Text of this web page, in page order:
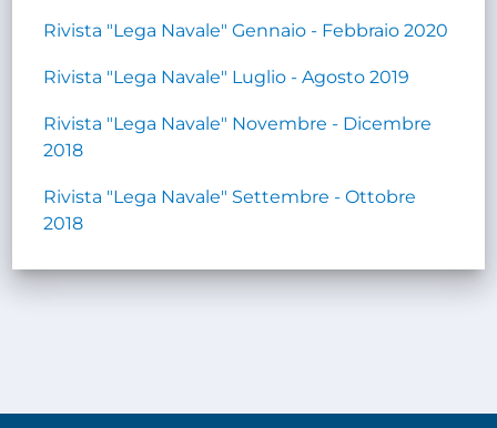
Rivista "Lega Navale" Gennaio - Febbraio 2020
Rivista "Lega Navale" Luglio - Agosto 2019
Rivista "Lega Navale" Novembre - Dicembre
2018
Rivista "Lega Navale" Settembre - Ottobre
2018